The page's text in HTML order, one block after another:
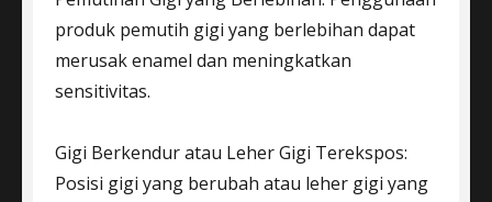
produk pemutih gigi yang berlebihan dapat
merusak enamel dan meningkatkan
sensitivitas.
Gigi Berkendur atau Leher Gigi Terekspos:
Posisi gigi yang berubah atau leher gigi yang